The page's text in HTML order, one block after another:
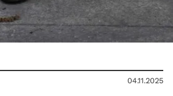
04.11.2025